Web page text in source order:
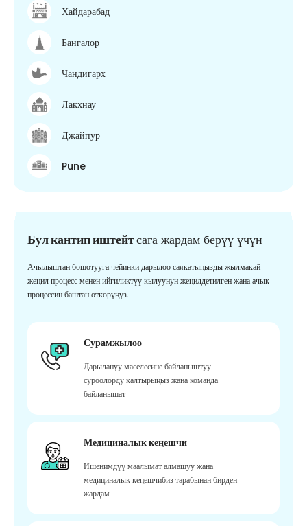
Хайдарабад
Бангалор
Чандигарх
Лакхнау
Джайпур
Pune
Бул кантип иштейтсага жардам берүү үчүн
Ачылыштан бошотууга чейинки дарылоо саякатыңызды жылмакай
жеңил процесс менен ийгиликтүү кылуунун жеңилдетилген жана ачык
процессин баштан өткөрүңүз.
Сурамжылоо
Дарылануу маселесине байланыштуу
суроолорду калтырыңыз жана команда
байланышат
Медициналык кеңешчи
Ишенимдүү маалымат алмашуу жана
медициналык кеңешчибиз тарабынан бирден
жардам